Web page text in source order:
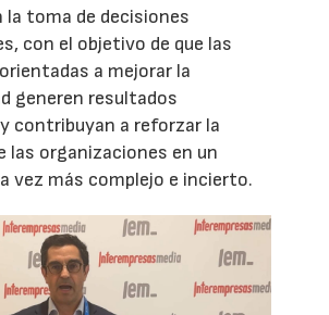
la toma de decisiones
con el objetivo de que las
a mejorar la
generen resultados
contribuyan a reforzar la
las organizaciones en un
vez más complejo e incierto.